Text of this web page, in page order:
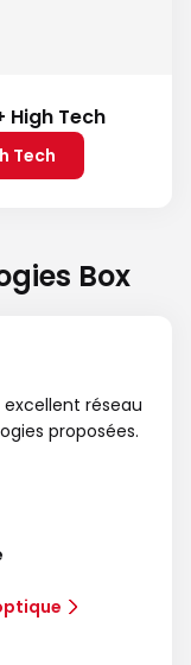
High Tech
Tech
Box
excellent réseau
proposées.